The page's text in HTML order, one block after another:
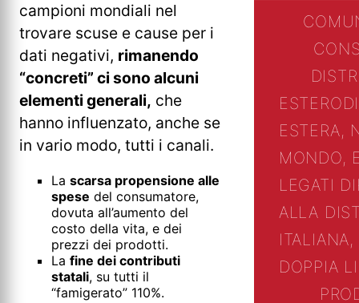
campioni mondiali nel
trovare scuse e cause per i
dati negativi, rimanendo
“concreti” ci sono alcuni
elementi generali, che
hanno influenzato, anche se
in vario modo, tutti i canali.
La scarsa propensione alle
spese del consumatore,
dovuta all’aumento del
costo della vita, e dei
prezzi dei prodotti.
La fine dei contributi
statali, su tutti il
“famigerato” 110%.
ESTERO
ESTERA,
MONDO,
LEGATI
ALLA
DOPPIA